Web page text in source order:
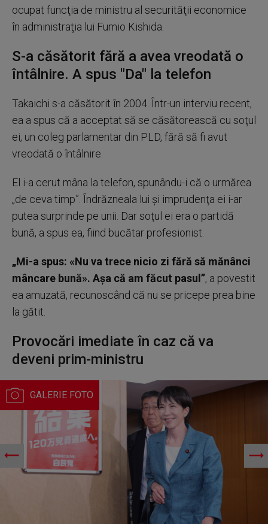
ocupat funcţia de ministru al securităţii economice
în administraţia lui Fumio Kishida.
S-a căsătorit fără a avea vreodată o
întâlnire. A spus "Da" la telefon
Takaichi s-a căsătorit în 2004. Într-un interviu recent,
ea a spus că a acceptat să se căsătorească cu soţul
ei, un coleg parlamentar din PLD, fără să fi avut
vreodată o întâlnire.
El i-a cerut mâna la telefon, spunându-i că o urmărea
„de ceva timp”. Îndrăzneala lui şi imprudenţa ei i-ar
putea surprinde pe unii. Dar soţul ei era o partidă
bună, a spus ea, fiind bucătar profesionist.
„Mi-a spus: «Nu va trece nicio zi fără să mănânci
mâncare bună». Aşa că am făcut pasul”, a povestit
ea amuzată, recunoscând că nu se pricepe prea bine
la gătit.
Provocări imediate în caz că va
deveni prim-ministru